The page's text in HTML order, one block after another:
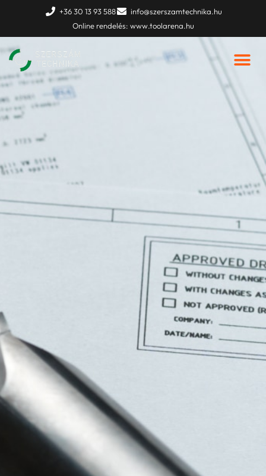
content
+36 30 13 93 588
info@szerszamtechnika.hu
Online rendelés: www.toolarena.hu